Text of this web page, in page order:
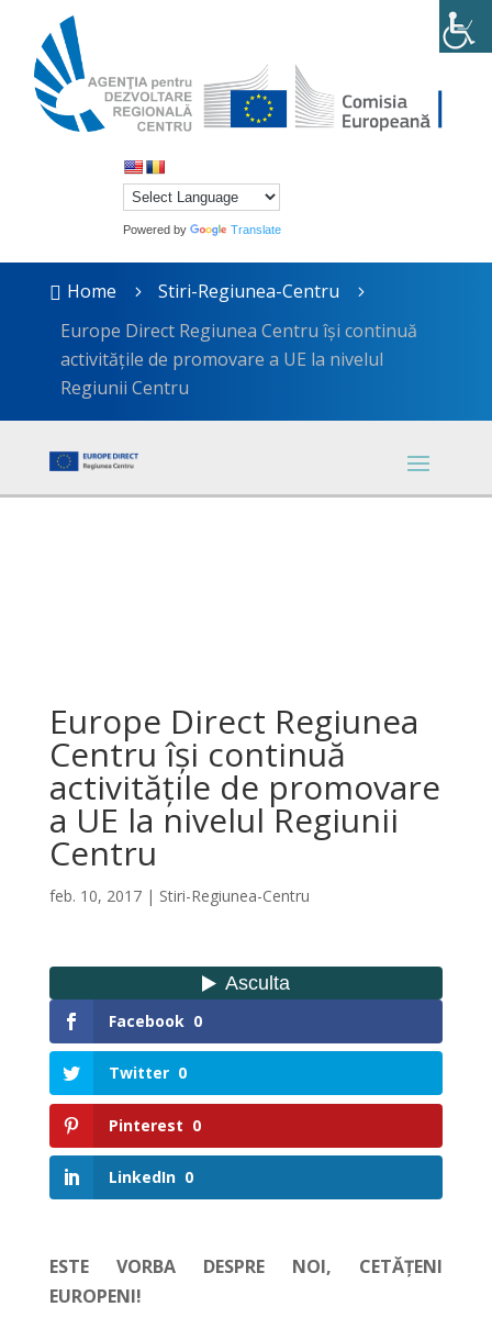
Powered by Translate
 Home 5 Stiri-Regiunea-Centru 5
Europe Direct Regiunea Centru își continuă
activitățile de promovare a UE la nivelul
Regiunii Centru
Europe Direct Regiunea
Centru își continuă
activitățile de promovare
a UE la nivelul Regiunii
Centru
feb. 10, 2017| Stiri-Regiunea-Centru
Facebook 0
Twitter 0
Pinterest 0
LinkedIn 0
ESTE VORBA DESPRE NOI, CETĂȚENI
EUROPENI!